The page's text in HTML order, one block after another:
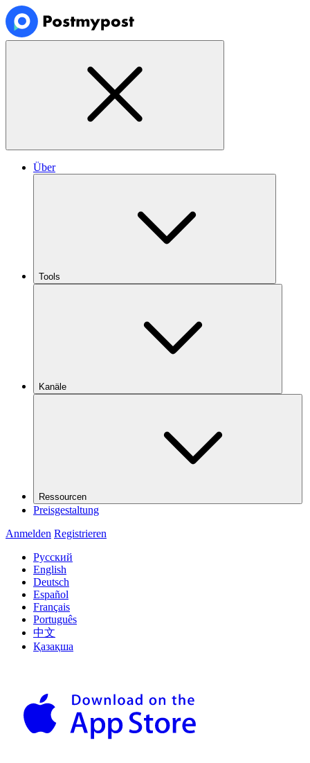
Über
Tools
Kanäle
Ressourcen
Preisgestaltung
Anmelden Registrieren
Русский
English
Deutsch
Español
Français
Português
中文
Қазақша